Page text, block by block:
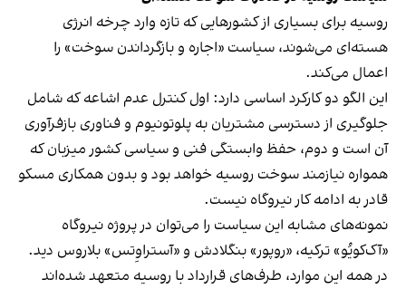
روسیه برای بسیاری از کشورهایی که تازه وارد چرخه انرژی
هسته‌ای می‌شوند، سیاست «اجاره و بازگرداندن سوخت» را
اعمال می‌کند.
این الگو دو کارکرد اساسی دارد: اول کنترل عدم اشاعه که شامل
جلوگیری از دسترسی مشتریان به پلوتونیوم و فناوری بازفرآوری
آن است و دوم، حفظ وابستگی فنی و سیاسی کشور میزبان که
همواره نیازمند سوخت روسیه خواهد بود و بدون همکاری مسکو
قادر به ادامه کار نیروگاه نیست.
نمونه‌های مشابه این سیاست را می‌توان در پروژه نیروگاه
«آک‌کو‌یُو» ترکیه، «روپور» بنگلادش و «آستراوِتس» بلاروس دید.
در همه این موارد، طرف‌های قرارداد با روسیه متعهد شده‌اند